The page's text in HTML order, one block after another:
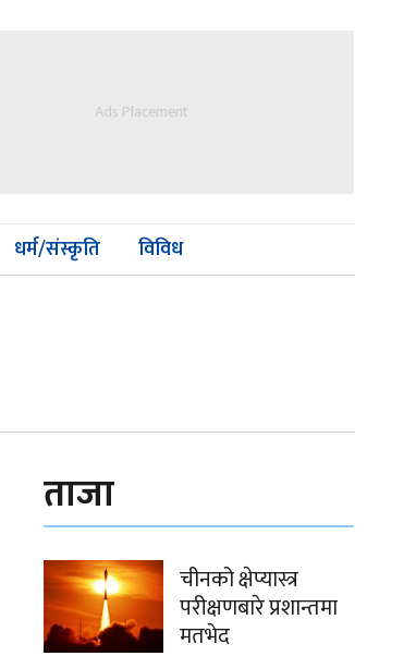
Ads Placement
धर्म/संस्कृति विविध
ताजा
चीनको क्षेप्यास्त्र
परीक्षणबारे प्रशान्तमा
मतभेद